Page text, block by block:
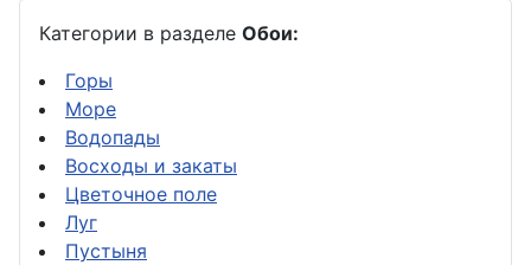
Категории в разделе Обои:
Горы
Море
Водопады
Восходы и закаты
Цветочное поле
Луг
Пустыня